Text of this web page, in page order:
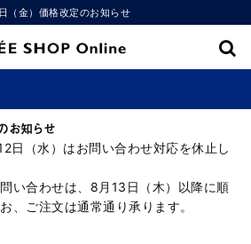
（金）価格改定のお知らせ
お知らせ
日（水）はお問い合わせ対応を休止し
い合わせは、8月13日（木）以降に順
、ご注文は通常通り承ります。